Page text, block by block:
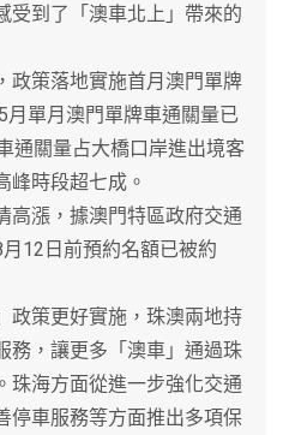
受到了「澳車北上」帶來的
策落地實施首月澳門單牌
單月澳門單牌車通關量已
通關量占大橋口岸進出境客
峰時段超七成。
漲，據澳門特區政府交通
12日前預約名額已被約
策更好實施，珠澳兩地持
務，讓更多「澳車」通過珠
珠海方面從進一步強化交通
停車服務等方面推出多項保